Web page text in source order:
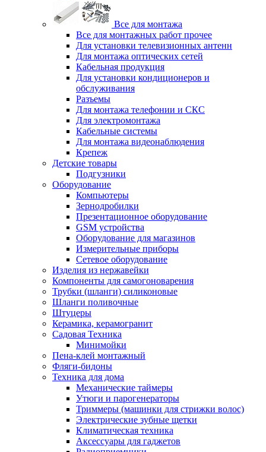
Все для монтажа
Все для монтажных работ прочее
Для установки телевизионных антенн
Для монтажа оптических сетей
Кабельная продукция
Для установки кондиционеров и
обслуживания
Разъемы
Для монтажа телефонии и СКС
Для электромонтажа
Кабельные системы
Для монтажа видеонаблюдения
Крепеж
Детские товары
Подгузники
Оборудование
Компьютеры
Зернодробилки
Презентационное оборудование
GSM устройства
Оборудование для магазинов
Измерительные приборы
Сетевое оборудование
Изделия из нержавейки
Компоненты для самогоноварения
Трубки (шланги) силиконовые
Шланги поливочные
Штуцеры
Керамика, керамогранит
Садовая Техника
Минимойки
Пена-клей монтажный
Фляги-бидоны
Техника для дома
Механические таймеры
Утюги и парогенераторы
Триммеры (машинки для стрижки волос)
Электрические зубные щетки
Климатическая техника
Аксессуары для гаджетов